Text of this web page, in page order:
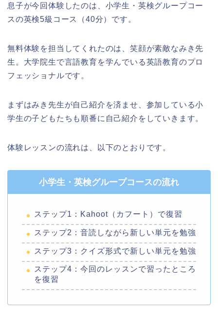
息子が今回体験したのは、小学生・英検グループコー
スの英検5級コース（40分）です。
無料体験を担当してくれたのは、笑顔が素敵なみき先
生。大学院生で言語教育を学んでいる英語教育のプロ
フェッショナルです。
まずはみき先生が自己紹介を済ませ、参加している小
学生の子どもたちも順番に自己紹介をしていきます。
体験レッスンの流れは、以下のとおりです。
小学生・英検グループコースの流れ
ステップ1：Kahoot（カフート）で復習
ステップ2：音読しながら新しい単元を勉強
ステップ3：クイズ形式で新しい単元を勉強
ステップ4：今回のレッスンで習ったところ
を復習